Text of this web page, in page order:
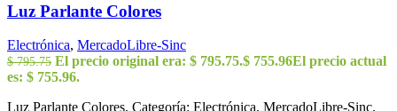
Luz Parlante Colores
Electrónica, MercadoLibre-Sinc
$795.75 El precio original era: $ 795.75.$ 755.96El precio actual
es: $ 755.96.
Luz Parlante Colores. Categoría: Electrónica, MercadoLibre-Sinc.